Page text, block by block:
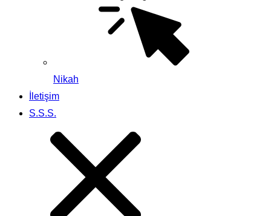
Nikah
İletişim
S.S.S.